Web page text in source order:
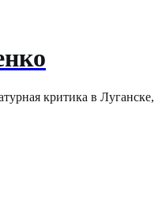
критика в Луганске,